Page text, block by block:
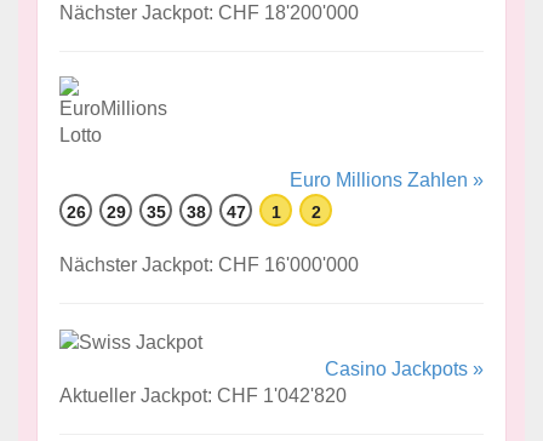
Nächster Jackpot: CHF 18'200'000
Euro Millions Zahlen »
26 29 35 38 47 1 2
Nächster Jackpot: CHF 16'000'000
Casino Jackpots »
Aktueller Jackpot: CHF 1'042'820